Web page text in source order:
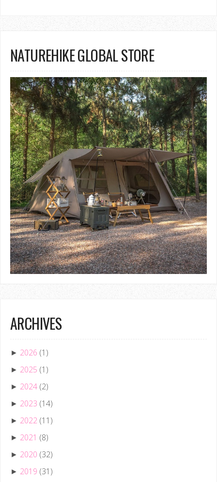
NATUREHIKE GLOBAL STORE
ARCHIVES
► 2026 (1)
► 2025 (1)
► 2024 (2)
► 2023 (14)
► 2022 (11)
► 2021 (8)
► 2020 (32)
► 2019 (31)